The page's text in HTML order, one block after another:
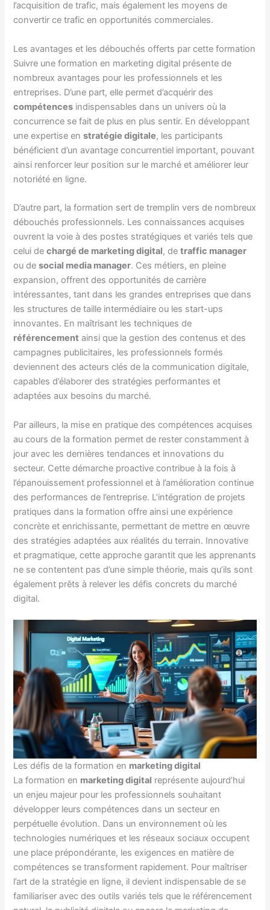
l’acquisition de trafic, mais également les moyens de
convertir ce trafic en opportunités commerciales.
Les avantages et les débouchés offerts par cette formation
Suivre une formation en marketing digital présente de
nombreux avantages pour les professionnels et les
entreprises. D’une part, elle permet d’acquérir des
compétences indispensables dans un univers où la
concurrence se fait de plus en plus sentir. En développant
une expertise enstratégie digitale, les participants
bénéficient d’un avantage concurrentiel important, pouvant
ainsi renforcer leur position sur le marché et améliorer leur
notoriété en ligne.
D’autre part, la formation sert de tremplin vers de nombreux
débouchés professionnels. Les connaissances acquises
ouvrent la voie à des postes stratégiques et variés tels que
celui dechargé de marketing digital, detraffic manager
ou desocial media manager. Ces métiers, en pleine
expansion, offrent des opportunités de carrière
intéressantes, tant dans les grandes entreprises que dans
les structures de taille intermédiaire ou les start-ups
innovantes. En maîtrisant les techniques de
référencement ainsi que la gestion des contenus et des
campagnes publicitaires, les professionnels formés
deviennent des acteurs clés de la communication digitale,
capables d’élaborer des stratégies performantes et
adaptées aux besoins du marché.
Par ailleurs, la mise en pratique des compétences acquises
au cours de la formation permet de rester constamment à
jour avec les dernières tendances et innovations du
secteur. Cette démarche proactive contribue à la fois à
l’épanouissement professionnel et à l’amélioration continue
des performances de l’entreprise. L’intégration de projets
pratiques dans la formation offre ainsi une expérience
concrète et enrichissante, permettant de mettre en œuvre
des stratégies adaptées aux réalités du terrain. Innovative
et pragmatique, cette approche garantit que les apprenants
ne se contentent pas d’une simple théorie, mais qu’ils sont
également prêts à relever les défis concrets du marché
digital.
Les défis de la formation en marketing digital
La formation en marketing digital représente aujourd’hui
un enjeu majeur pour les professionnels souhaitant
développer leurs compétences dans un secteur en
perpétuelle évolution. Dans un environnement où les
technologies numériques et les réseaux sociaux occupent
une place prépondérante, les exigences en matière de
compétences se transforment rapidement. Pour maîtriser
l’art de la stratégie en ligne, il devient indispensable de se
familiariser avec des outils variés tels que le référencement